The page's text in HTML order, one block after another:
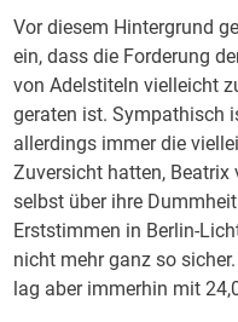
Vor diesem Hintergrund
ein, dass die Forderung
von Adelstiteln vielleicht
geraten ist. Sympathisch
allerdings immer die
Zuversicht hatten, Beatrix
selbst über ihre
Erststimmen in Berlin-
nicht mehr ganz so
lag aber immerhin mit